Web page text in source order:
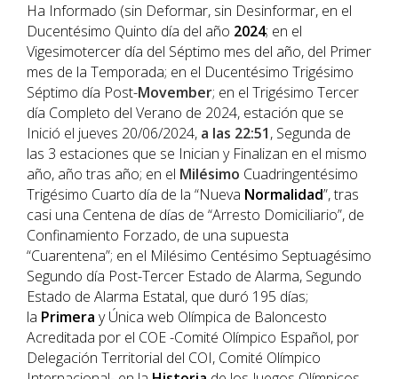
Ha Informado (sin Deformar, sin Desinformar, en el
Ducentésimo Quinto día del año 2024; en el
Vigesimotercer día del Séptimo mes del año, del Primer
mes de la Temporada; en el Ducentésimo Trigésimo
Séptimo día Post-Movember; en el Trigésimo Tercer
día Completo del Verano de 2024, estación que se
Inició el jueves 20/06/2024, a las 22:51, Segunda de
las 3 estaciones que se Inician y Finalizan en el mismo
año, año tras año; en el Milésimo Cuadringentésimo
Trigésimo Cuarto día de la “Nueva Normalidad”, tras
casi una Centena de días de “Arresto Domiciliario”, de
Confinamiento Forzado, de una supuesta
“Cuarentena”; en el Milésimo Centésimo Septuagésimo
Segundo día Post-Tercer Estado de Alarma, Segundo
Estado de Alarma Estatal, que duró 195 días;
la Primera y Única web Olímpica de Baloncesto
Acreditada por el COE -Comité Olímpico Español, por
Delegación Territorial del COI, Comité Olímpico